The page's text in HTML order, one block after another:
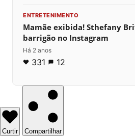
ENTRETENIMENTO
Mamãe exibida! Sthefany
barrigão no Instagram
Há 2 anos
331 12
Curtir Compartilhar